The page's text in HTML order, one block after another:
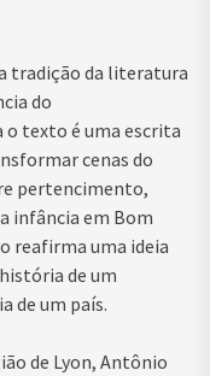
tradição da literatura
do
texto é uma escrita
cenas do
pertencimento,
infância em Bom
reafirma uma ideia
de um
de um país.
de Lyon, Antônio